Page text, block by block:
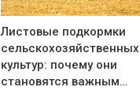
Листовые подкормки
сельскохозяйственных
культур: почему они
становятся важным…